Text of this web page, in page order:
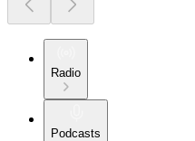
Radio
Podcasts